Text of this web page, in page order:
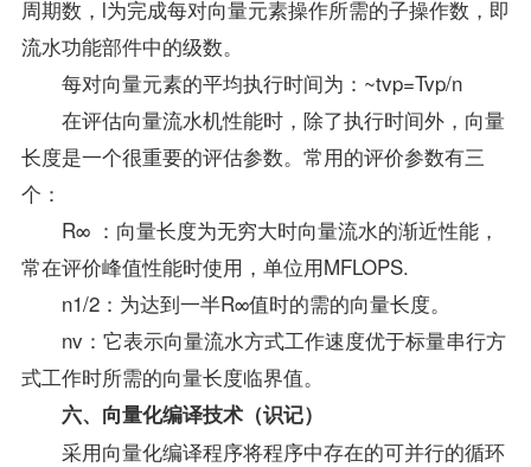
周期数，l为完成每对向量元素操作所需的子操作数，即
流水功能部件中的级数。
每对向量元素的平均执行时间为：~tvp=Tvp/n
在评估向量流水机性能时，除了执行时间外，向量
长度是一个很重要的评估参数。常用的评价参数有三
个：
R∞ ：向量长度为无穷大时向量流水的渐近性能，
常在评价峰值性能时使用，单位用MFLOPS.
n1/2：为达到一半R∞值时的需的向量长度。
nv：它表示向量流水方式工作速度优于标量串行方
式工作时所需的向量长度临界值。
六、向量化编译技术（识记）
采用向量化编译程序将程序中存在的可并行的循环